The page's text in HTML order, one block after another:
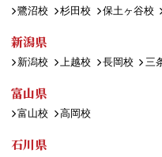
鷺沼校
杉田校 保土ヶ谷校
新潟県
新潟校 上越校 長岡校 三
富山県
富山校 高岡校
石川県